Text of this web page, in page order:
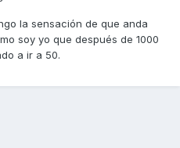
la sensación de que anda
soy yo que después de 1000
a ir a 50.